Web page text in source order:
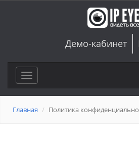
Демо-кабинет
Toggle
navigation
Главная Политика